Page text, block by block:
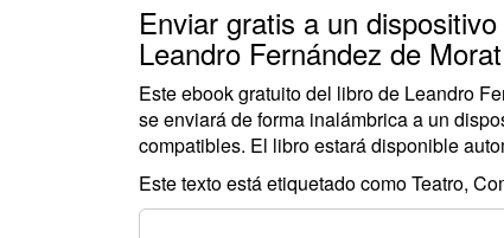
Enviar gratis a un
Leandro Fernández de
Este ebook gratuito del libro de Leandro
se enviará de forma inalámbrica a un
compatibles. El libro estará disponible
Este texto está etiquetado como Teatro,